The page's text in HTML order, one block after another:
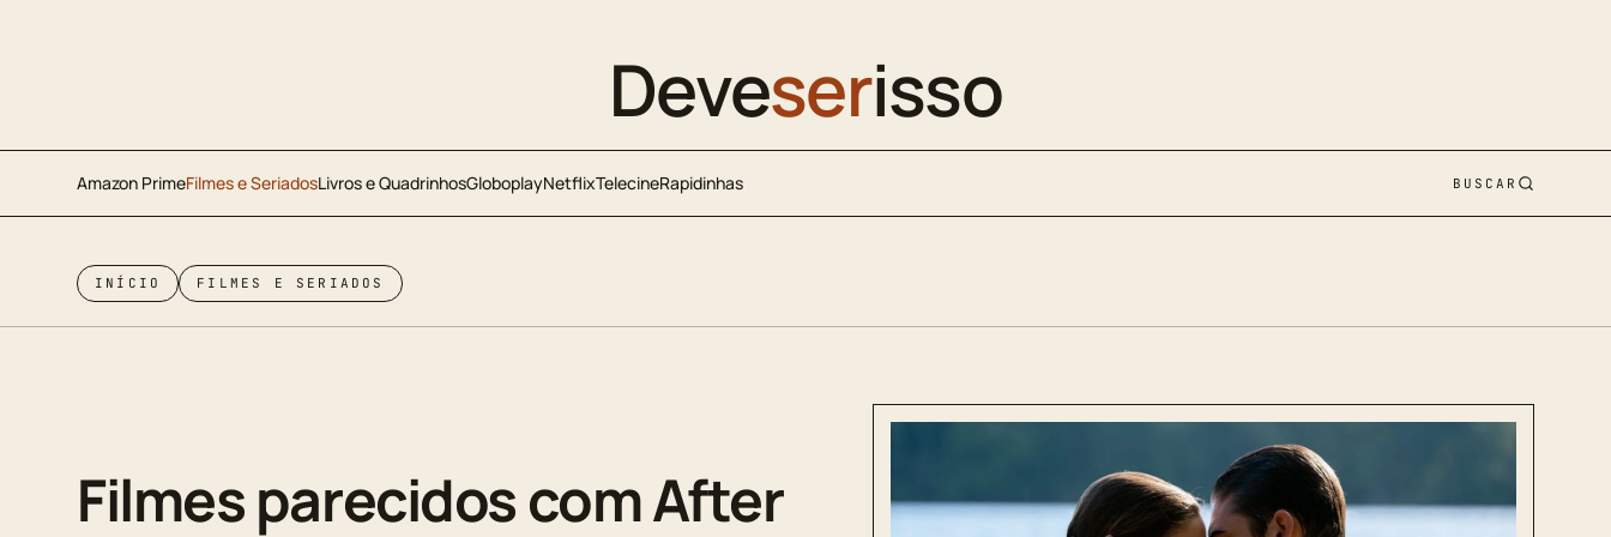
Deveserisso
Amazon PrimeFilmes e SeriadosLivros e QuadrinhosGloboplayNetflixTelecineRapidinhas BUSCAR
INÍCIO FILMES E SERIADOS
Filmes parecidos com After